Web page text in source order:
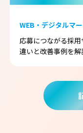
WEB・デジタルマ
応募につながる採
違いと改善事例を解